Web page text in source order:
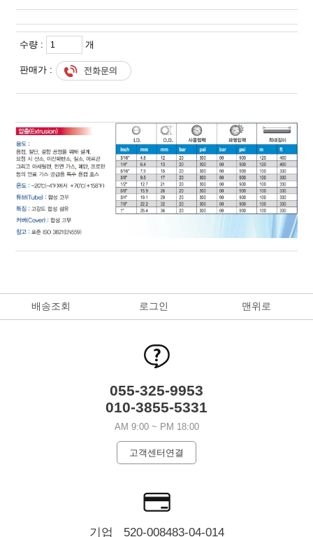
수량 : 개
판매가 :
배송조회 로그인 맨위로
055-325-9953
010-3855-5331
AM 9:00 ~ PM 18:00
고객센터연결
기업 520-008483-04-014